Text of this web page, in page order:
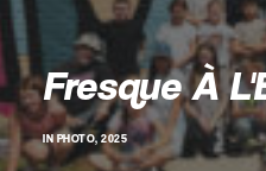
Fresque À
INPHOTO, 2025